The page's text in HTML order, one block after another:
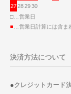
27282930
□…営業日
■ …営業日計算には含ま
決済方法について
●クレジットカード